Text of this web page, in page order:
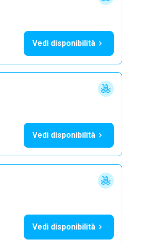
Vedi disponibilità
Vedi disponibilità
Vedi disponibilità